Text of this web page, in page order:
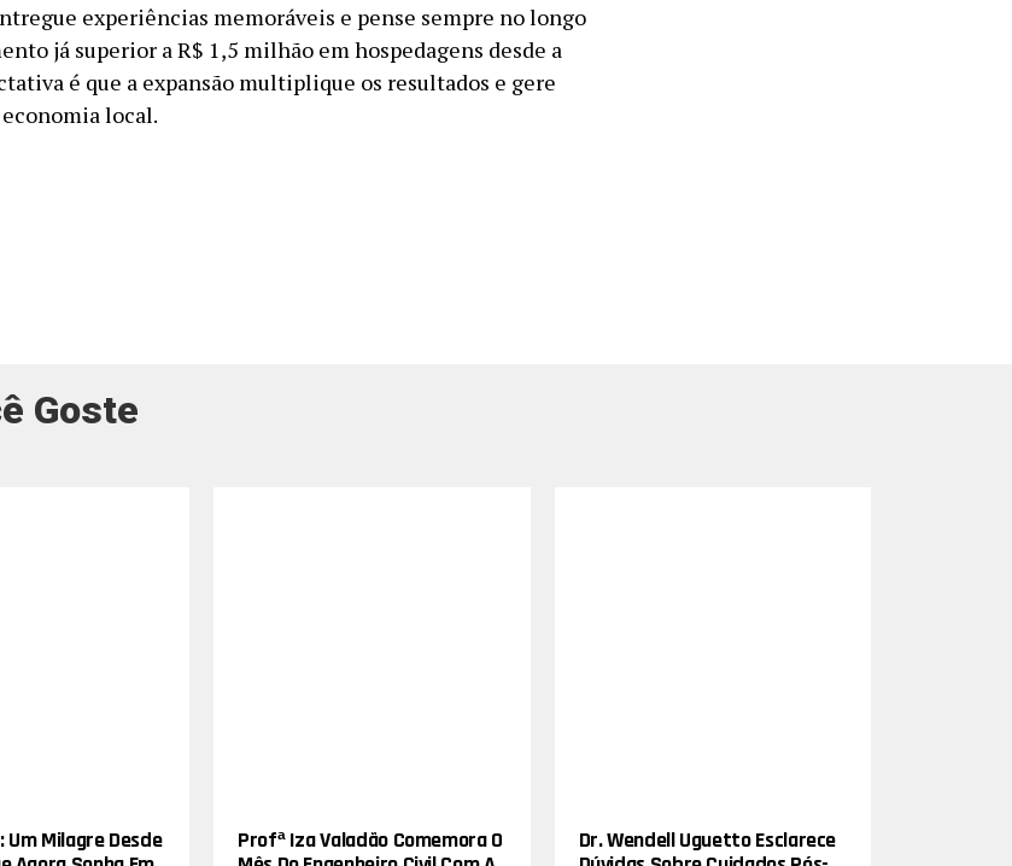
experiências memoráveis e pense sempre no longo
já superior a R$ 1,5 milhão em hospedagens desde a
é que a expansão multiplique os resultados e gere
local.
Goste
Um Milagre Desde
Profª Iza Valadão Comemora O
Dr. Wendell Uguetto Esclarece